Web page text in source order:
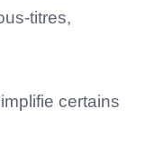
titres,
certains